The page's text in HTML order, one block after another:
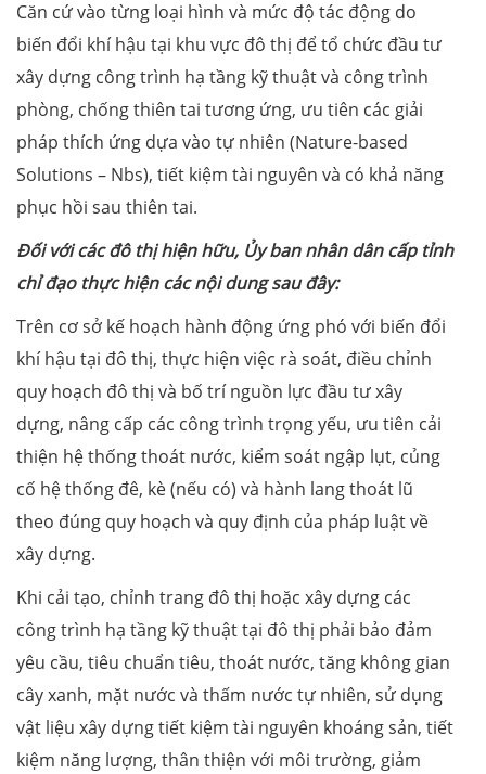
Căn cứ vào từng loại hình và mức độ tác động do
biến đổi khí hậu tại khu vực đô thị để tổ chức đầu tư
xây dựng công trình hạ tầng kỹ thuật và công trình
phòng, chống thiên tai tương ứng, ưu tiên các giải
pháp thích ứng dựa vào tự nhiên (Nature-based
Solutions – Nbs), tiết kiệm tài nguyên và có khả năng
phục hồi sau thiên tai.
Đối với các đô thị hiện hữu, Ủy ban nhân dân cấp tỉnh
chỉ đạo thực hiện các nội dung sau đây:
Trên cơ sở kế hoạch hành động ứng phó với biến đổi
khí hậu tại đô thị, thực hiện việc rà soát, điều chỉnh
quy hoạch đô thị và bố trí nguồn lực đầu tư xây
dựng, nâng cấp các công trình trọng yếu, ưu tiên cải
thiện hệ thống thoát nước, kiểm soát ngập lụt, củng
cố hệ thống đê, kè (nếu có) và hành lang thoát lũ
theo đúng quy hoạch và quy định của pháp luật về
xây dựng.
Khi cải tạo, chỉnh trang đô thị hoặc xây dựng các
công trình hạ tầng kỹ thuật tại đô thị phải bảo đảm
yêu cầu, tiêu chuẩn tiêu, thoát nước, tăng không gian
cây xanh, mặt nước và thấm nước tự nhiên, sử dụng
vật liệu xây dựng tiết kiệm tài nguyên khoáng sản, tiết
kiệm năng lượng, thân thiện với môi trường, giảm